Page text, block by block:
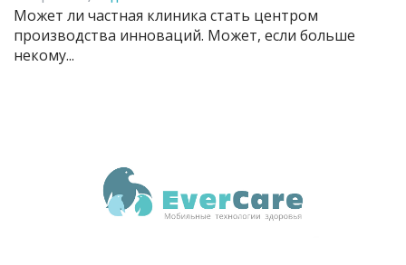
Может ли частная клиника стать центром
производства инноваций. Может, если больше
некому...